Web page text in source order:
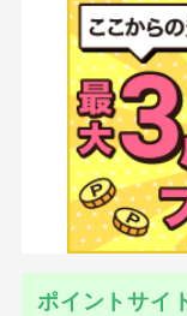
ポイントサイ